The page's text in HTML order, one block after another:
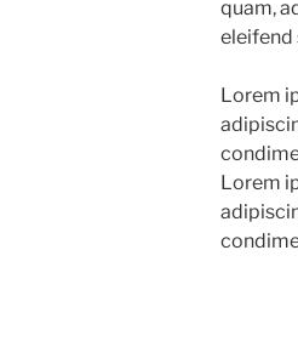
quam,
eleifend
Lorem
Lorem